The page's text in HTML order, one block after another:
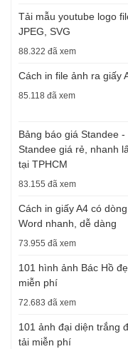
Tải mẫu youtube logo
JPEG, SVG
88.322 đã xem
Cách in file ảnh ra giấy
85.118 đã xem
Bảng báo giá Standee
Standee giá rẻ, nhanh
tại TPHCM
83.155 đã xem
Cách in giấy A4 có
Word nhanh, dễ dàng
73.955 đã xem
101 hình ảnh Bác Hồ
miễn phí
72.683 đã xem
101 ảnh đại diện trắng
tải miễn phí